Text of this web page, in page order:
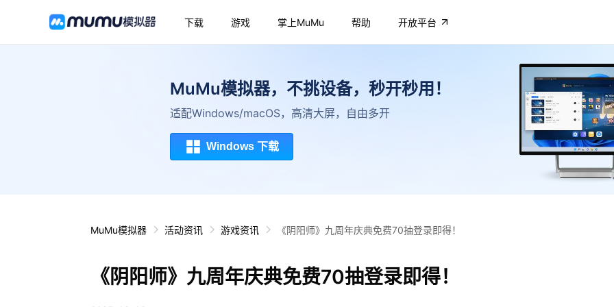
下载 游戏 掌上MuMu 帮助 开放平台
MuMu模拟器，不挑设备，秒开秒用！
适配Windows/macOS，高清大屏，自由多开
Windows 下载
MuMu模拟器 活动资讯 游戏资讯 《阴阳师》九周年庆典免费70抽登录即得！
《阴阳师》九周年庆典免费70抽登录即得！